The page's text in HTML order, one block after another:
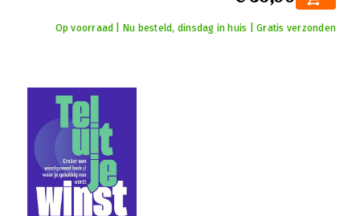
Op voorraad | Nu besteld, dinsdag in huis | Gratis verzonden